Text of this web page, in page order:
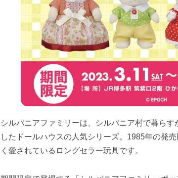
シルバニアファミリーは、シルバニア村で暮ら
したドールハウスの人気シリーズ。1985年の発
く愛されているロングセラー玩具です。